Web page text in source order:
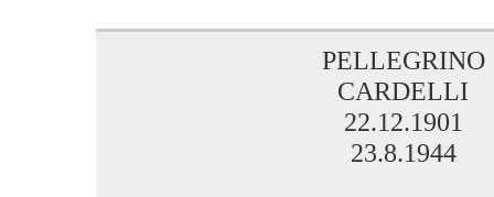
PELLEGRINO
CARDELLI
22.12.1901
23.8.1944